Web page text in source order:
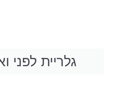
גלריית לפני